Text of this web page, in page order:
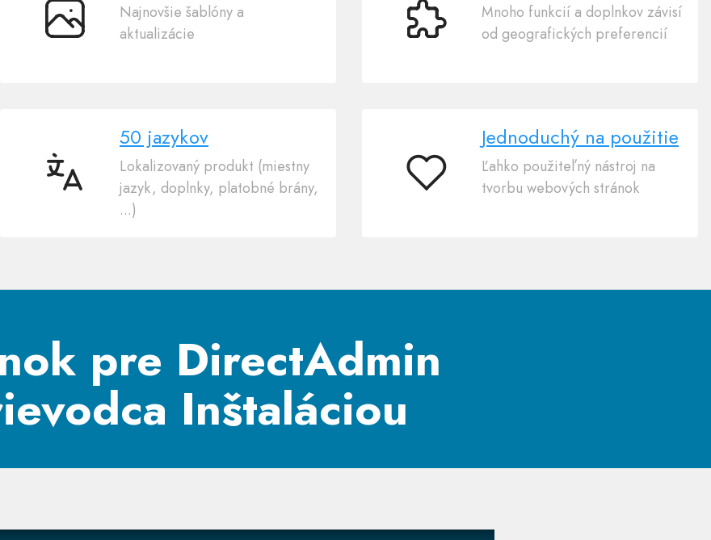
200
Najnovšie šablóny a
aktualizácie
Mnoho
Mnoho funkcií a doplnkov závisí
od geografických preferencií
50
50 jazykov
Lokalizovaný produkt (miestny
jazyk, doplnky, platobné brány,
...)
Jednoduchý
Jednoduchý na použitie
Ľahko použiteľný nástroj na
tvorbu webových stránok
pre DirectAdmin
Inštaláciou